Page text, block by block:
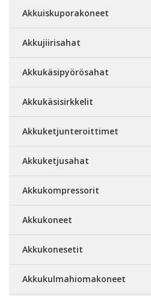
Akkuiskuporakoneet
Akkujiirisahat
Akkukäsipyörösahat
Akkukäsisirkkelit
Akkuketjunteroittimet
Akkuketjusahat
Akkukompressorit
Akkukoneet
Akkukonesetit
Akkukulmahiomakoneet